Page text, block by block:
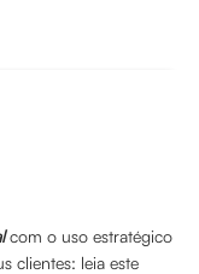
com o uso estratégico
clientes: leia este